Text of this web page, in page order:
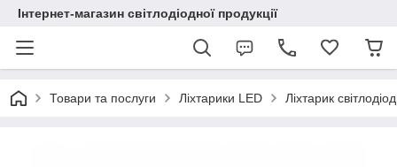
Інтернет-магазин світлодіодної продукції
Товари та послуги Ліхтарики LED Ліхтарик